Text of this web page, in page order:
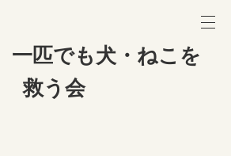
匹でも犬・ねこを
救う会